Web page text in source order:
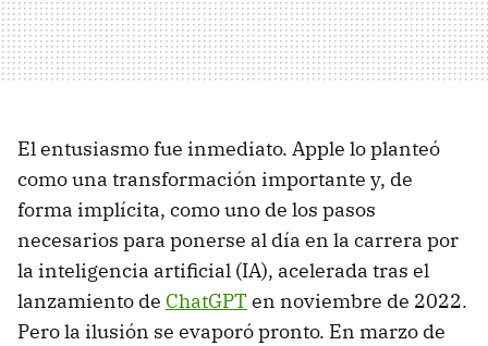
El entusiasmo fue inmediato. Apple lo planteó
como una transformación importante y, de
forma implícita, como uno de los pasos
necesarios para ponerse al día en la carrera por
la inteligencia artificial (IA), acelerada tras el
lanzamiento de ChatGPTen noviembre de 2022.
Pero la ilusión se evaporó pronto. En marzo de